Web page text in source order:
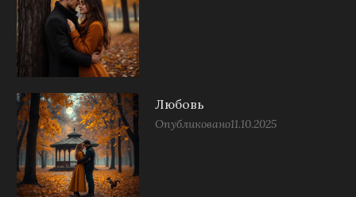
Любовь
Опубликовано11.10.2025